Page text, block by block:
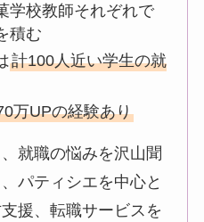
学校教師それぞれで
積む
計100人近い学生の就
万UPの経験あり
就職の悩みを沢山聞
パティシエを中心と
援、転職サービスを